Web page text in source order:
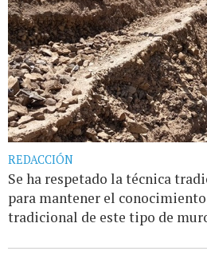
REDACCIÓN
Se ha respetado la técnica
para mantener el
tradicional de este tipo de